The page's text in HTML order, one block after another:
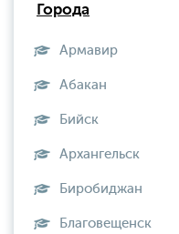
Города
Армавир
Абакан
Бийск
Архангельск
Биробиджан
Благовещенск